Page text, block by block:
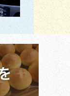
駿河一望